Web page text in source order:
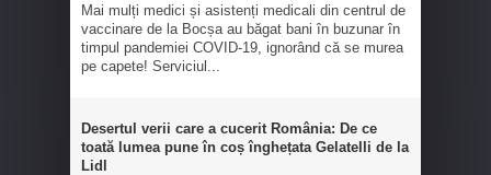
Mai mulți medici și asistenți medicali din centrul de
vaccinare de la Bocșa au băgat bani în buzunar în
timpul pandemiei COVID-19, ignorând că se murea
pe capete! Serviciul...
Desertul verii care a cucerit România: De ce
toată lumea pune în coș înghețata Gelatelli de la
Lidl